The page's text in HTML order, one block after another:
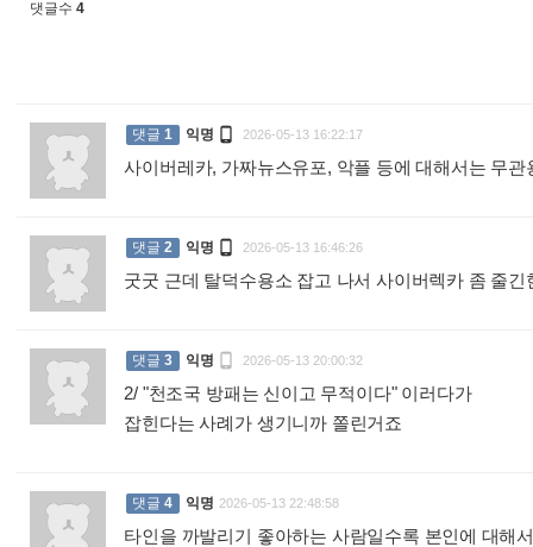
댓글수 4
댓글 1 익명  2026-05-13 16:22:17
사이버레카, 가짜뉴스유포, 악플 등에 대해서는 무
댓글 2 익명  2026-05-13 16:46:26
굿굿 근데 탈덕수용소 잡고 나서 사이버렉카 좀 줄
댓글 3 익명  2026-05-13 20:00:32
2/ "천조국 방패는 신이고 무적이다" 이러다가
잡힌다는 사례가 생기니까 쫄린거죠
댓글 4 익명 2026-05-13 22:48:58
타인을 까발리기 좋아하는 사람일수록 본인에 대해